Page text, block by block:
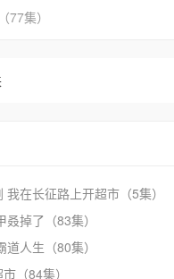
77集）
我在长征路上开超市（5集）
掉了（83集）
人生（80集）
（84集）